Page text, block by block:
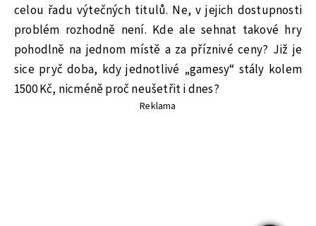
celou řadu výtečných titulů. Ne, v jejich dostupnosti
problém rozhodně není. Kde ale sehnat takové hry
pohodlně na jednom místě a za příznivé ceny? Již je
sice pryč doba, kdy jednotlivé „gamesy“ stály kolem
1500 Kč, nicméně proč neušetřit i dnes?
Reklama